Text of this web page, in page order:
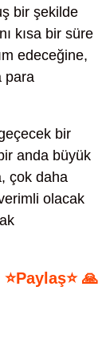
bir şekilde
kısa bir süre
edeceğine,
para
bir
anda büyük
çok daha
olacak
🙏